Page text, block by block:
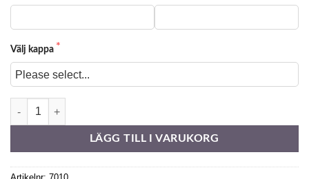
Välj kappa
Sandatex 1400-705 mängd
LÄGG TILL I VARUKORG